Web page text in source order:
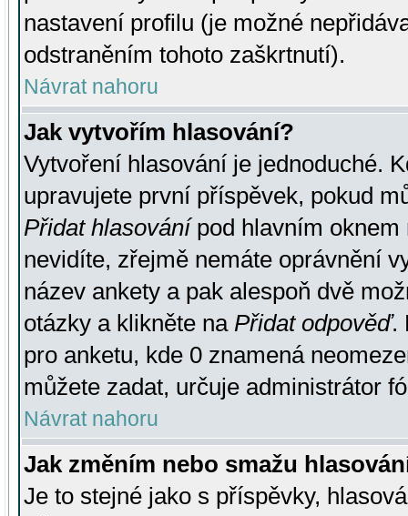
nastavení profilu (je možné
odstraněním tohoto zaškrtnutí).
Návrat nahoru
Jak vytvořím hlasování?
Vytvoření hlasování je jednoduché.
upravujete první příspěvek, pokud
Přidat hlasovánípod hlavním oknem
nevidíte, zřejmě nemáte oprávnění
název ankety a pak alespoň dvě
otázky a klikněte na Přidat odpověď.
pro anketu, kde 0 znamená
můžete zadat, určuje administrátor
Návrat nahoru
Jak změním nebo smažu
Je to stejné jako s příspěvky,